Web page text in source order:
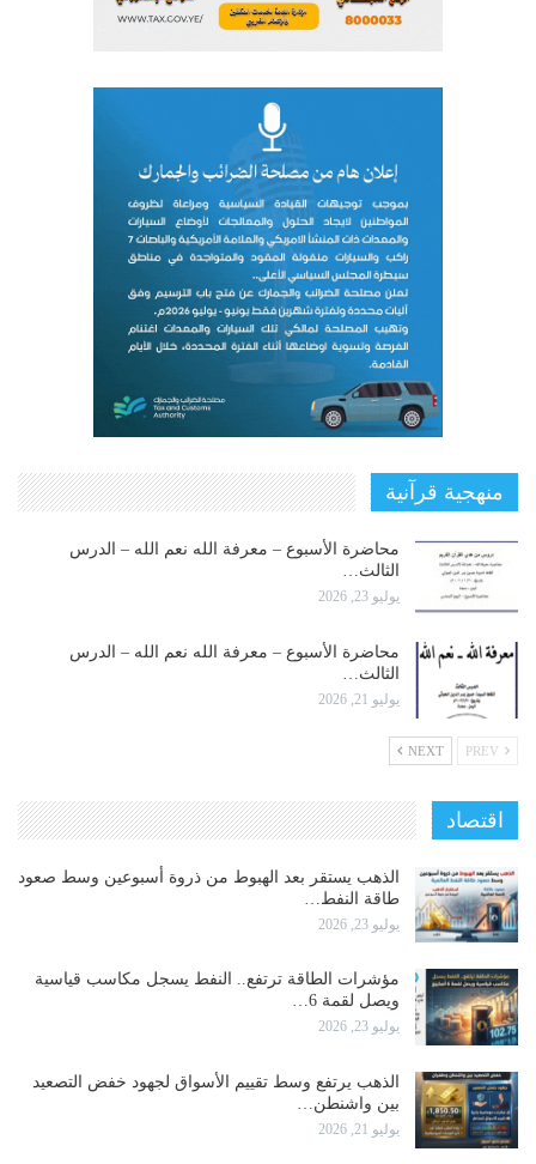
منهجية قرآنية
محاضرة الأسبوع – معرفة الله نعم الله – الدرس
الثالث…
يوليو 23, 2026
محاضرة الأسبوع – معرفة الله نعم الله – الدرس
الثالث…
يوليو 21, 2026
NEXT
اقتصاد
الذهب يستقر بعد الهبوط من ذروة أسبوعين وسط صعود
طاقة النفط…
يوليو 23, 2026
مؤشرات الطاقة ترتفع.. النفط يسجل مكاسب قياسية
ويصل لقمة 6…
يوليو 23, 2026
الذهب يرتفع وسط تقييم الأسواق لجهود خفض التصعيد
بين واشنطن…
يوليو 21, 2026